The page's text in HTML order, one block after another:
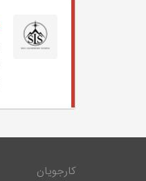
کارجویان